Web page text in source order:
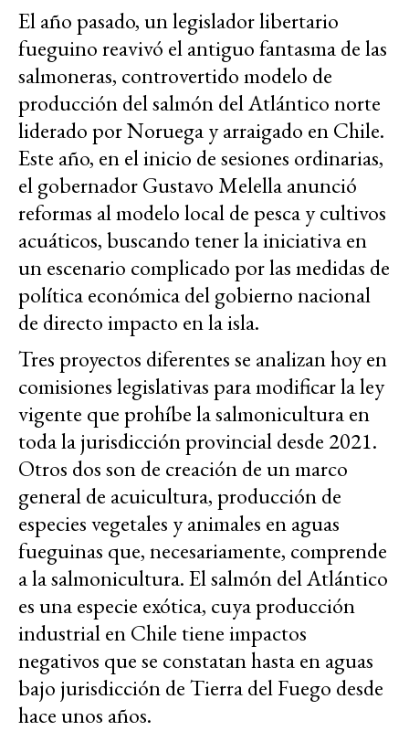
El año pasado, un legislador libertario
fueguino reavivó el antiguo fantasma de las
salmoneras, controvertido modelo de
producción del salmón del Atlántico norte
liderado por Noruega y arraigado en Chile.
Este año, en el inicio de sesiones ordinarias,
el gobernador Gustavo Melella anunció
reformas al modelo local de pesca y cultivos
acuáticos, buscando tener la iniciativa en
un escenario complicado por las medidas de
política económica del gobierno nacional
de directo impacto en la isla.
Tres proyectos diferentes se analizan hoy en
comisiones legislativas para modificar la ley
vigente que prohíbe la salmonicultura en
toda la jurisdicción provincial desde 2021.
Otros dos son de creación de un marco
general de acuicultura, producción de
especies vegetales y animales en aguas
fueguinas que, necesariamente, comprende
a la salmonicultura. El salmón del Atlántico
es una especie exótica, cuya producción
industrial en Chile tiene impactos
negativos que se constatan hasta en aguas
bajo jurisdicción de Tierra del Fuego desde
hace unos años.